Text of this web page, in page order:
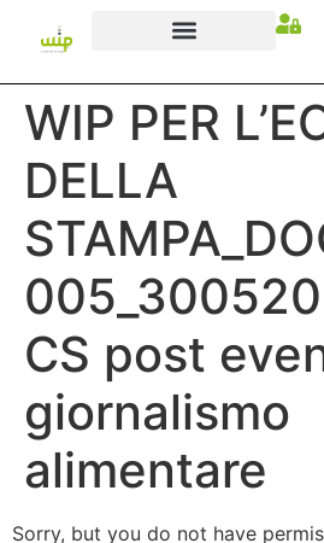
WIP PER
DELLA
CS post
giornalismo
alimentare
Sorry, but you do not have